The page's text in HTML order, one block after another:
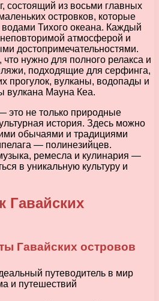
состоящий из восьми главных
островков, которые
Тихого океана. Каждый
атмосферой и
достопримечательностями.
нужно для полного релакса и
подходящие для серфинга,
прогулок, вулканы, водопады и
Мауна Кеа.
это не только природные
история. Здесь можно
обычаями и традициями
— полинезийцев.
ремесла и кулинария —
в уникальную культуру и
Гавайских
Гавайских островов